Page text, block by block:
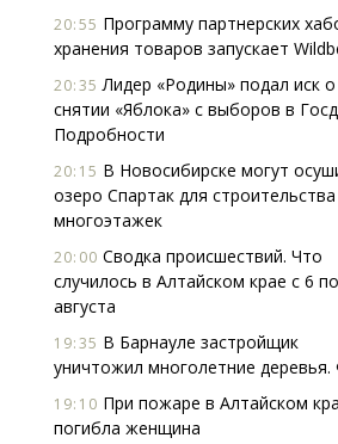
20:55 Программу партнерских
хранения товаров запускает
20:35 Лидер «Родины» подал иск о
снятии «Яблока» с выборов в
Подробности
20:15 В Новосибирске могут
озеро Спартак для строительства
многоэтажек
20:00 Сводка происшествий. Что
случилось в Алтайском крае с 6
августа
19:35 В Барнауле застройщик
уничтожил многолетние
19:10 При пожаре в Алтайском
погибла женщина
Ищем новые берега.
«Жилищной
Гатилов — о том, как
оставаться на плаву,
штормит
СТРОИТЕЛЬСТВО